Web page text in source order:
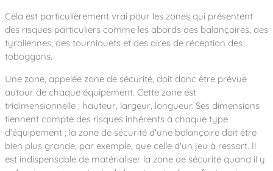
Cela est particulièrement vrai pour les zones qui présentent
des risques particuliers comme les abords des balançoires, des
tyroliennes, des tourniquets et des aires de réception des
toboggans.
Une zone, appelée zone de sécurité, doit donc être prévue
autour de chaque équipement. Cette zone est
tridimensionnelle : hauteur, largeur, longueur. Ses dimensions
tiennent compte des risques inhérents à chaque type
d'équipement ; la zone de sécurité d'une balançoire doit être
bien plus grande, par exemple, que celle d'un jeu à ressort. Il
est indispensable de matérialiser la zone de sécurité quand il y